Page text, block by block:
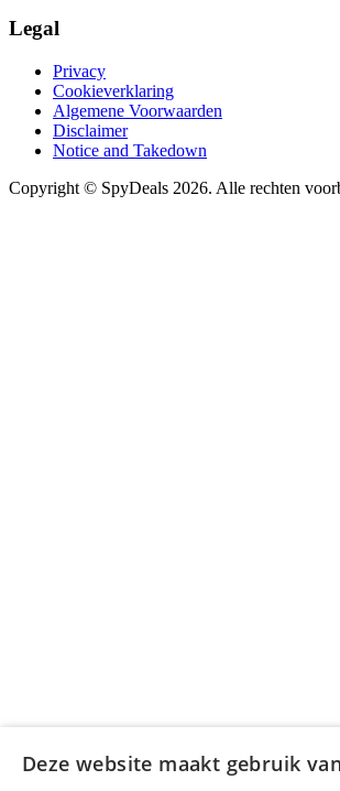
Legal
Privacy
Cookieverklaring
Algemene Voorwaarden
Disclaimer
Notice and Takedown
Copyright © SpyDeals 2026. Alle rechten
Deze website maakt gebruik